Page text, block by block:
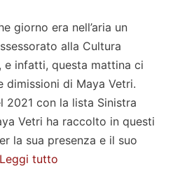
giorno era nell’aria un
alla Cultura
e infatti, questa mattina ci
dimissioni di Maya Vetri.
2021 con la lista Sinistra
Vetri ha raccolto in questi
la sua presenza e il suo
Leggi tutto